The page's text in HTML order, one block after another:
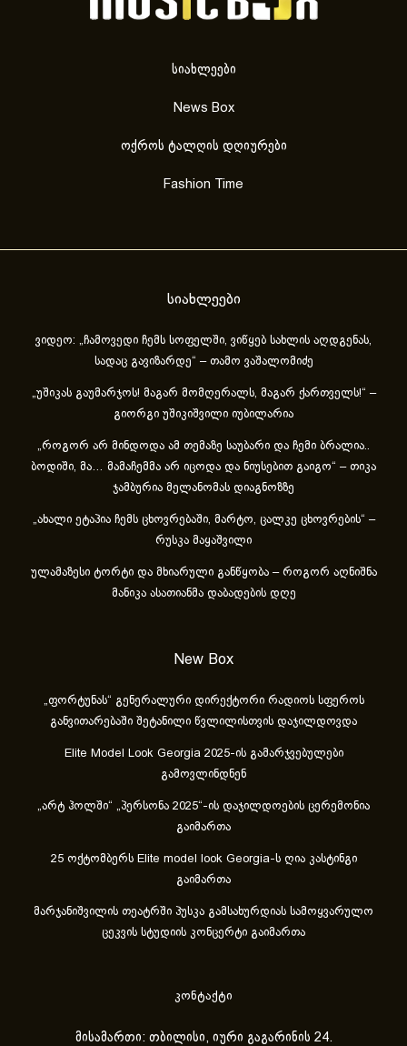
სიახლეები
News Box
ოქროს ტალღის დღიურები
Fashion Time
სიახლეები
ვიდეო: „ჩამოვედი ჩემს სოფელში, ვიწყებ სახლის აღდგენას,
სადაც გავიზარდე“ – თამო ვაშალომიძე
„უშიკას გაუმარჯოს! მაგარ მომღერალს, მაგარ ქართველს!“ –
გიორგი უშიკიშვილი იუბილარია
„როგორ არ მინდოდა ამ თემაზე საუბარი და ჩემი ბრალია..
ბოდიში, მა… მამაჩემმა არ იცოდა და ნიუსებით გაიგო“ – თიკა
ჯამბურია მელანომას დიაგნოზზე
„ახა­ლი ეტა­პია ჩემს ცხოვ­რე­ბა­ში, მარ­ტო, ცალ­კე ცხოვ­რე­ბის“ –
რუსკა მაყაშვილი
ულამაზესი ტორტი და მხიარული განწყობა – როგორ აღნიშნა
მანიკა ასათიანმა დაბადების დღე
New Box
„ფორტუნას“ გენერალური დირექტორი რადიოს სფეროს
განვითარებაში შეტანილი წვლილისთვის დაჯილდოვდა
Elite Model Look Georgia 2025-ის გამარჯვებულები
გამოვლინდნენ
„არტ ჰოლში“ „პერსონა 2025“-ის დაჯილდოების ცერემონია
გაიმართა
25 ოქტომბერს Elite model look Georgia-ს ღია კასტინგი
გაიმართა
მარჯანიშვილის თეატრში პუსკა გამსახურდიას სამოყვარულო
ცეკვის სტუდიის კონცერტი გაიმართა
კონტაქტი
მისამართი: თბილისი, იური გაგარინის 24.